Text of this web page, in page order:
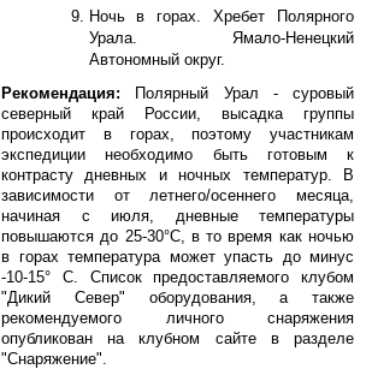
Ночь в горах. Хребет Полярного
Урала. Ямало-Ненецкий
Автономный округ.
Рекомендация: Полярный Урал - суровый
северный край России, высадка группы
происходит в горах, поэтому участникам
экспедиции необходимо быть готовым к
контрасту дневных и ночных температур. В
зависимости от летнего/осеннего месяца,
начиная с июля, дневные температуры
повышаются до 25-30°С, в то время как ночью
в горах температура может упасть до минус
-10-15° C. Список предоставляемого клубом
"Дикий Север" оборудования, а также
рекомендуемого личного снаряжения
опубликован на клубном сайте в разделе
"Снаряжение".